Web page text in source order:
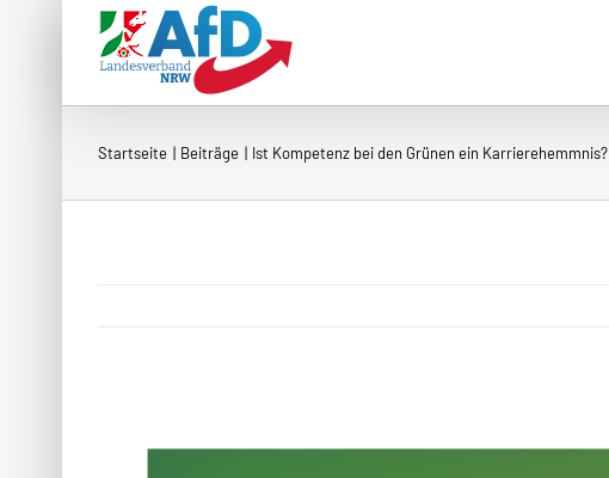
Startseite Beiträge Ist Kompetenz bei den Grünen ein Karrierehemmnis?